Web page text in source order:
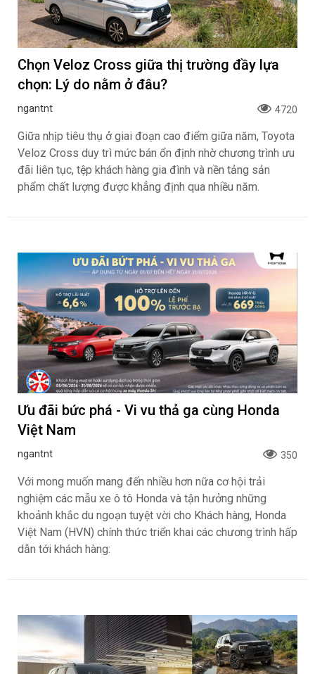
Chọn Veloz Cross giữa thị trường đầy lựa
chọn: Lý do nằm ở đâu?
ngantnt 4720
Giữa nhịp tiêu thụ ở giai đoạn cao điểm giữa năm, Toyota
Veloz Cross duy trì mức bán ổn định nhờ chương trình ưu
đãi liên tục, tệp khách hàng gia đình và nền tảng sản
phẩm chất lượng được khẳng định qua nhiều năm.
Ưu đãi bức phá - Vi vu thả ga cùng Honda
Việt Nam
ngantnt 350
Với mong muốn mang đến nhiều hơn nữa cơ hội trải
nghiệm các mẫu xe ô tô Honda và tận hưởng những
khoảnh khắc du ngoạn tuyệt vời cho Khách hàng, Honda
Việt Nam (HVN) chính thức triển khai các chương trình hấp
dẫn tới khách hàng: